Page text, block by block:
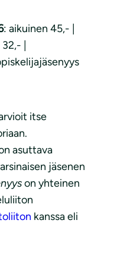
: aikuinen 45,- |
|
itse
asuttava
jäsenen
on yhteinen
kanssa eli